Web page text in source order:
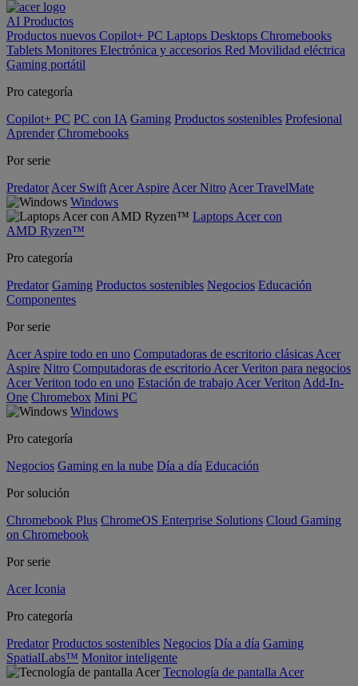
AI Productos
Productos nuevos Copilot+ PC Laptops Desktops Chromebooks
Tablets Monitores Electrónica y accesorios Red Movilidad eléctrica
Gaming portátil
Pro categoría
Copilot+ PC PC con IA Gaming Productos sostenibles Profesional
Aprender Chromebooks
Por serie
Predator Acer Swift Acer Aspire Acer Nitro Acer TravelMate
Windows
Laptops Acer con
AMD Ryzen™
Pro categoría
Predator Gaming Productos sostenibles Negocios Educación
Componentes
Por serie
Acer Aspire todo en uno Computadoras de escritorio clásicas Acer
Aspire Nitro Computadoras de escritorio Acer Veriton para negocios
Acer Veriton todo en uno Estación de trabajo Acer Veriton Add-In-
One Chromebox Mini PC
Windows
Pro categoría
Negocios Gaming en la nube Día a día Educación
Por solución
Chromebook Plus ChromeOS Enterprise Solutions Cloud Gaming
on Chromebook
Por serie
Acer Iconia
Pro categoría
Predator Productos sostenibles Negocios Día a día Gaming
SpatialLabs™ Monitor inteligente
Tecnología de pantalla Acer